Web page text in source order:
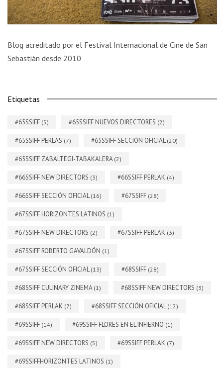
Blog acreditado por el Festival Internacional de Cine de San
Sebastián desde 2010
Etiquetas
#65SSIFF (5) #65SSIFF NUEVOS DIRECTORES (2)
#65SSIFF PERLAS (7) #65SSIFF SECCIÓN OFICIAL(20)
#65SSIFF ZABALTEGI-TABAKALERA (2)
#66SSIFF NEW DIRECTORS (3) #66SSIFF PERLAK (4)
#66SSIFF SECCIÓN OFICIAL(16) #67SSIFF (28)
#67SSIFF HORIZONTES LATINOS (1)
#67SSIFF NEW DIRECTORS (2) #67SSIFF PERLAK (3)
#67SSIFF ROBERTO GAVALDÓN (1)
#67SSIFF SECCIÓN OFICIAL(13) #68SSIFF (28)
#68SSIFF CULINARY ZINEMA (1) #68SSIFF NEW DIRECTORS (3)
#68SSIFF PERLAK (7) #68SSIFF SECCIÓN OFICIAL(12)
#69SSIFF (14) #69SSIFF FLORES EN EL INFIERNO (1)
#69SSIFF NEW DIRECTORS (5) #69SSIFF PERLAK (7)
#69SSIFFHORIZONTES LATINOS (1)